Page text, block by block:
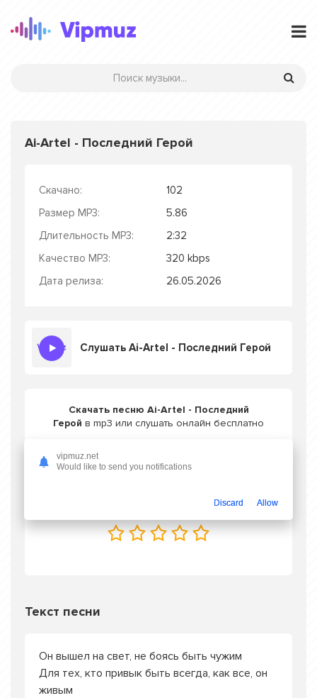
Ai-Artel - Последний Герой
Скачано:
102
Размер MP3:
5.86
Длительность MP3:
2:32
Качество MP3:
320 kbps
Дата релиза:
26.05.2026
Слушать Ai-Artel - Последний Герой
Скачать песню Ai-Artel - Последний
Герой в mp3 или слушать онлайн бесплатно
Скачать трек
Текст песни
Он вышел на свет, не боясь быть чужим
Для тех, кто привык быть всегда, как все, он
живым
vipmuz.net
Would like to send you notifications
Discard Allow